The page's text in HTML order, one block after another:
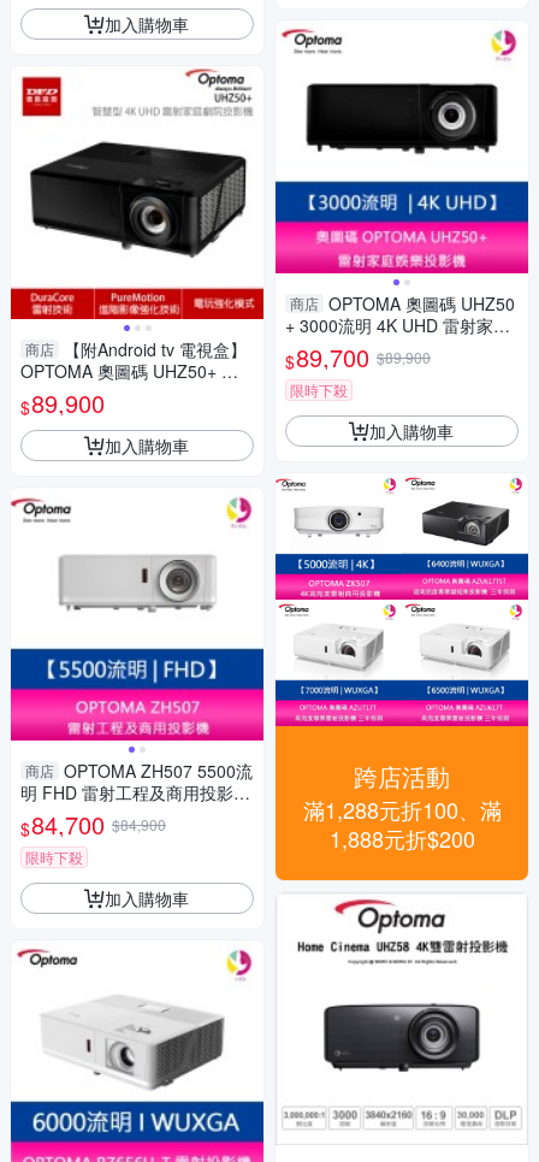
加入購物車
商店
【附Android tv 電視盒】
OPTOMA 奧圖碼 UHZ50+ 智
慧型 4K UHD 雷射家庭劇院投
影機 公司貨
$89,900
加入購物車
商店 OPTOMA ZH507 5500流
明 FHD 雷射工程及商用投影機
台灣公司貨 保固三年
$84,700 $84,900
限時下殺
加入購物車
商店 OPTOMA 奧圖碼 UHZ50
+ 3000流明 4K UHD 雷射家庭
娛樂投影機
$89,700 $89,900
限時下殺
加入購物車
跨店活動
滿1,288元折100、滿
1,888元折$200